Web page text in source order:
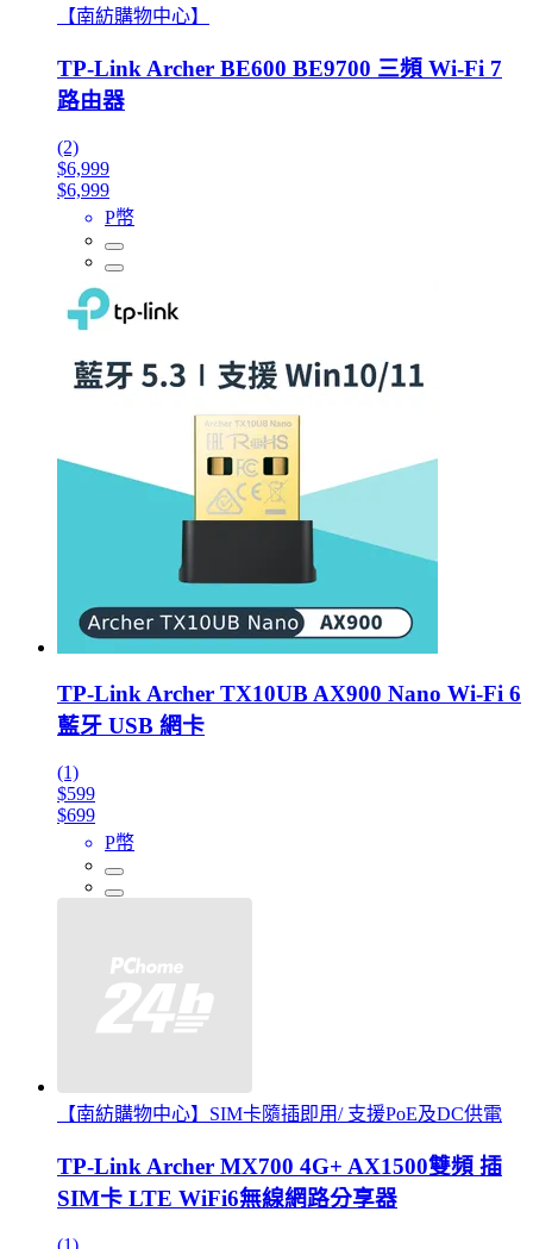
【南紡購物中心】
TP-Link Archer BE600 BE9700 三頻 Wi-Fi 7
路由器
(2)
$6,999
$6,999
P幣
TP-Link Archer TX10UB AX900 Nano Wi-Fi 6
藍牙 USB 網卡
(1)
$599
$699
P幣
【南紡購物中心】SIM卡隨插即用/ 支援PoE及DC供電
TP-Link Archer MX700 4G+ AX1500雙頻 插
SIM卡 LTE WiFi6無線網路分享器
(1)